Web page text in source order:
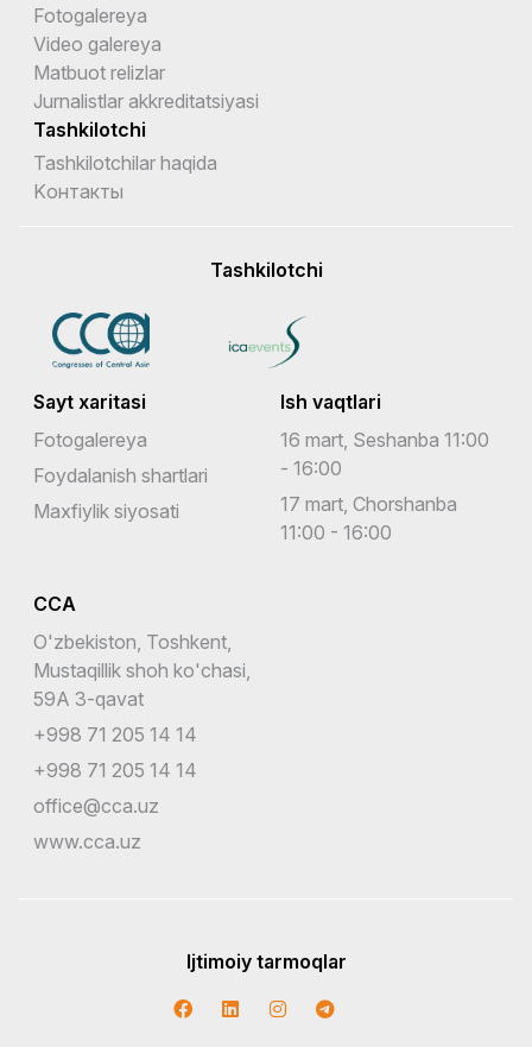
Fotogalereya
Video galereya
Matbuot relizlar
Jurnalistlar akkreditatsiyasi
Tashkilotchi
Tashkilotchilar haqida
Kонтакты
Tashkilotchi
Sayt xaritasi
Fotogalereya
Foydalanish shartlari
Maxfiylik siyosati
Ish vaqtlari
16 mart, Seshanba 11:00
- 16:00
17 mart, Chorshanba
11:00 - 16:00
CCA
O'zbekiston, Toshkent,
Mustaqillik shoh ko'chasi,
59A 3-qavat
+998 71 205 14 14
+998 71 205 14 14
office@cca.uz
www.cca.uz
Ijtimoiy tarmoqlar